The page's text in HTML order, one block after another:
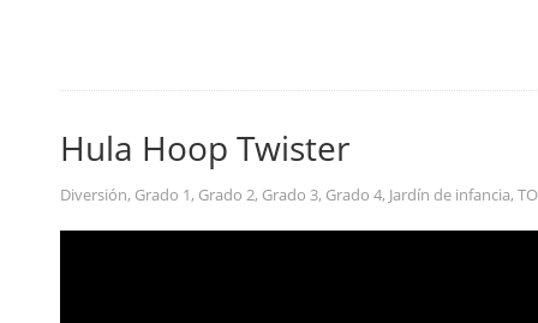
Hula Hoop Twister
Diversión, Grado 1, Grado 2, Grado 3, Grado 4, Jardín de infancia,